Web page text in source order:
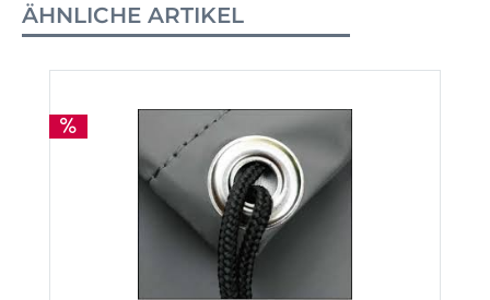
ÄHNLICHE ARTIKEL